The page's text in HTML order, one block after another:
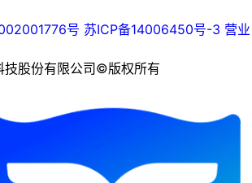
号 苏ICP备14006450号-3 营业
技股份有限公司©版权所有